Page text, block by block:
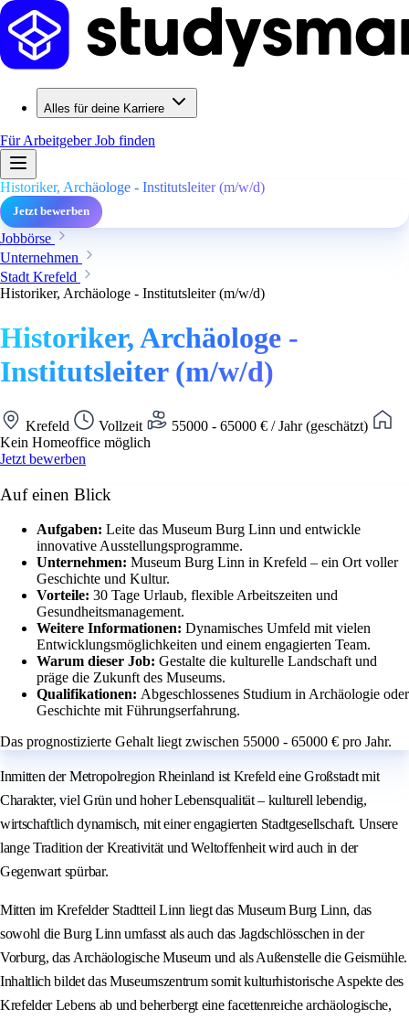
Alles für deine Karriere
Für ArbeitgeberJob finden
Historiker, Archäologe - Institutsleiter (m/w/d)
Jetzt bewerben
Jobbörse
Unternehmen
Stadt Krefeld
Historiker, Archäologe - Institutsleiter (m/w/d)
Historiker, Archäologe -
Institutsleiter (m/w/d)
Krefeld Vollzeit
55000 - 65000 € / Jahr (geschätzt)
Kein Homeoffice möglich
Jetzt bewerben
Auf einen Blick
Aufgaben: Leite das Museum Burg Linn und entwickle
innovative Ausstellungsprogramme.
Unternehmen: Museum Burg Linn in Krefeld – ein Ort voller
Geschichte und Kultur.
Vorteile: 30 Tage Urlaub, flexible Arbeitszeiten und
Gesundheitsmanagement.
Weitere Informationen: Dynamisches Umfeld mit vielen
Entwicklungsmöglichkeiten und einem engagierten Team.
Warum dieser Job: Gestalte die kulturelle Landschaft und
präge die Zukunft des Museums.
Qualifikationen: Abgeschlossenes Studium in Archäologie oder
Geschichte mit Führungserfahrung.
Das prognostizierte Gehalt liegt zwischen 55000 - 65000 € pro Jahr.
Inmitten der Metropolregion Rheinland ist Krefeld eine Großstadt mit
Charakter, viel Grün und hoher Lebensqualität – kulturell lebendig,
wirtschaftlich dynamisch, mit einer engagierten Stadtgesellschaft. Unsere
lange Tradition der Kreativität und Weltoffenheit wird auch in der
Gegenwart spürbar.
Mitten im Krefelder Stadtteil Linn liegt das Museum Burg Linn, das
sowohl die Burg Linn umfasst als auch das Jagdschlösschen in der
Vorburg, das Archäologische Museum und als Außenstelle die Geismühle.
Inhaltlich bildet das Museumszentrum somit kulturhistorische Aspekte des
Krefelder Lebens ab und beherbergt eine facettenreiche archäologische,